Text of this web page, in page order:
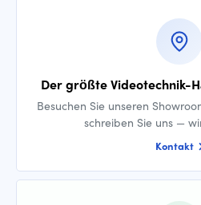
Der größte Videotechnik-
Besuchen Sie unseren
schreiben Sie uns —
Kontakt